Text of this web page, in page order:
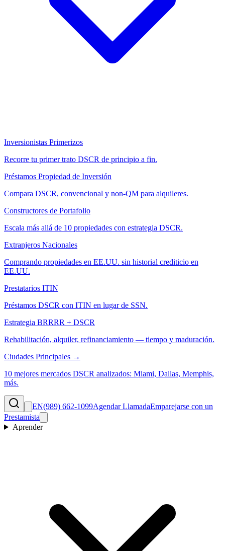
Inversionistas Primerizos
Recorre tu primer trato DSCR de principio a fin.
Préstamos Propiedad de Inversión
Compara DSCR, convencional y non-QM para alquileres.
Constructores de Portafolio
Escala más allá de 10 propiedades con estrategia DSCR.
Extranjeros Nacionales
Comprando propiedades en EE.UU. sin historial crediticio en
EE.UU.
Prestatarios ITIN
Préstamos DSCR con ITIN en lugar de SSN.
Estrategia BRRRR + DSCR
Rehabilitación, alquiler, refinanciamiento — tiempo y maduración.
Ciudades Principales →
10 mejores mercados DSCR analizados: Miami, Dallas, Memphis,
más.
EN(989) 662-1099Agendar LlamadaEmparejarse con un
Prestamista
Aprender